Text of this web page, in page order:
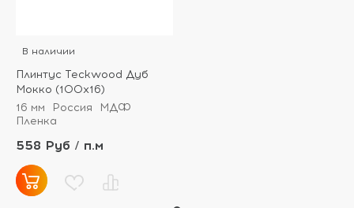
В наличии
Плинтус Teckwood Дуб
Мокко (100х16)
16 мм
Россия
МДФ
Пленка
558 Руб / п.м